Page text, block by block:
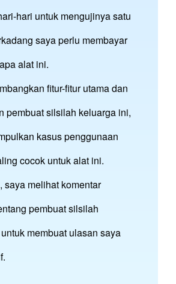
hari untuk mengujinya satu
saya perlu membayar
alat ini.
fitur-fitur utama dan
pembuat silsilah keluarga ini,
kasus penggunaan
cocok untuk alat ini.
saya melihat komentar
pembuat silsilah
membuat ulasan saya